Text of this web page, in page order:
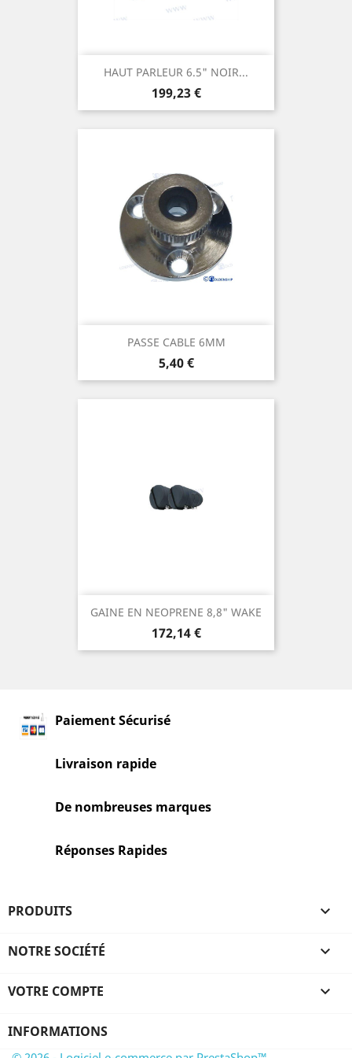
HAUT PARLEUR 6.5" NOIR...
Prix
199,23 €
PASSE CABLE 6MM
Prix
5,40 €
GAINE EN NEOPRENE 8,8" WAKE
Prix
172,14 €
Paiement Sécurisé
Livraison rapide
De nombreuses marques
Réponses Rapides
PRODUITS 
NOTRE SOCIÉTÉ 
VOTRE COMPTE 
INFORMATIONS